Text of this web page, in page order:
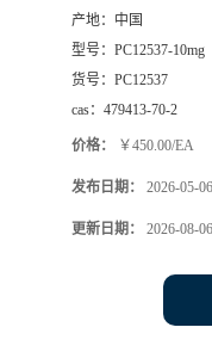
产地： 中国
型号： PC12537-10mg
货号： PC12537
cas： 479413-70-2
价格： ￥450.00/EA
发布日期： 2026-05-06
更新日期： 2026-08-06